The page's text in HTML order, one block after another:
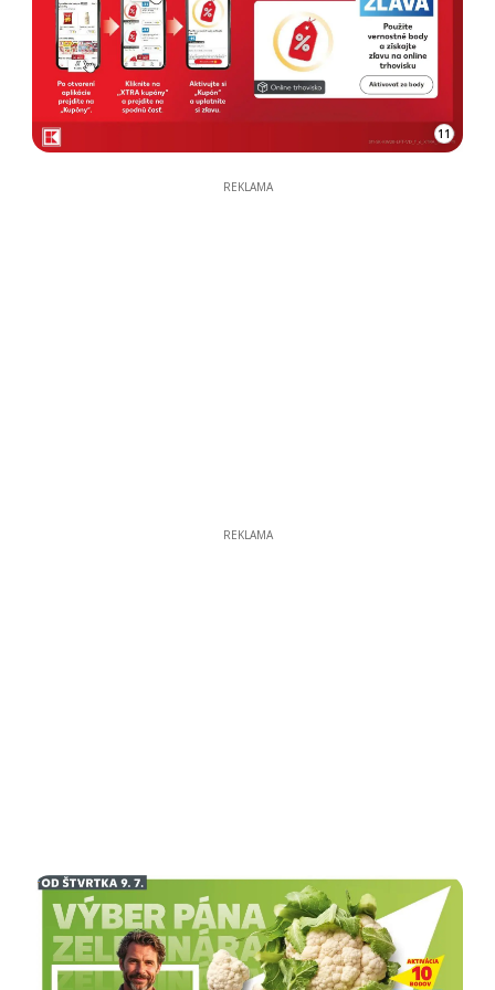
11
REKLAMA
REKLAMA